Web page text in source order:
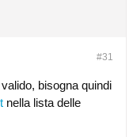
#31
bisogna quindi
nella lista delle